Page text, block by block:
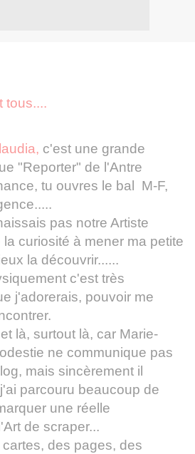
tous....
c'est une grande
"Reporter" de l'Antre
tu ouvres le bal M-F,
pas notre Artiste
curiosité à mener ma petite
la découvrir......
c'est très
j'adorerais, pouvoir me
là, surtout là, car Marie-
ne communique pas
mais sincèrement il
parcouru beaucoup de
une réelle
de scraper...
des pages, des